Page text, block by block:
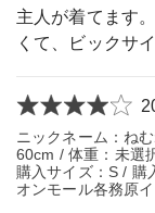
主人が着てます
くて、ビックサ
ニックネーム：ね
60cm / 体重：未選
購入サイズ：S / 購
オンモール各務原